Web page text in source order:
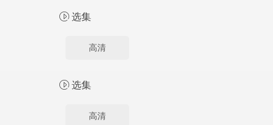
选集
高清
选集
高清